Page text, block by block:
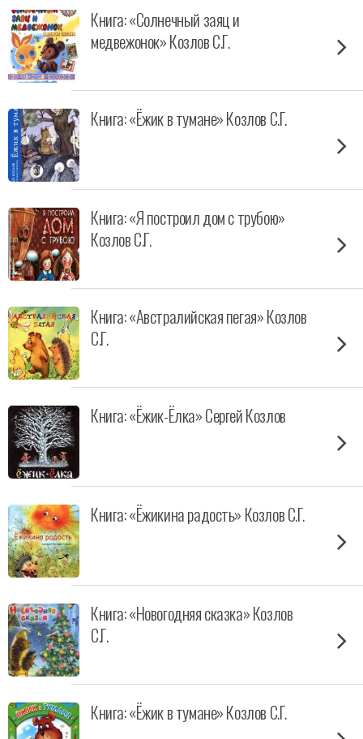
Книга: «Солнечный заяц и
медвежонок» Козлов С.Г.
Книга: «Ёжик в тумане» Козлов С.Г.
Книга: «Я построил дом с трубою»
Козлов С.Г.
Книга: «Австралийская пегая» Козлов
С.Г.
Книга: «Ёжик-Ёлка» Сергей Козлов
Книга: «Ёжикина радость» Козлов С.Г.
Книга: «Новогодняя сказка» Козлов
С.Г.
Книга: «Ёжик в тумане» Козлов С.Г.